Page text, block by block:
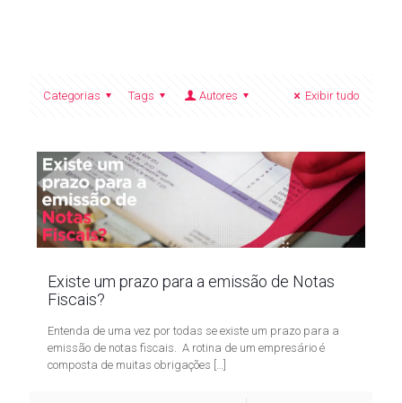
Categorias Tags Autores Exibir tudo
Existe um prazo para a emissão de Notas
Fiscais?
Entenda de uma vez por todas se existe um prazo para a
emissão de notas fiscais. A rotina de um empresário é
composta de muitas obrigações […]